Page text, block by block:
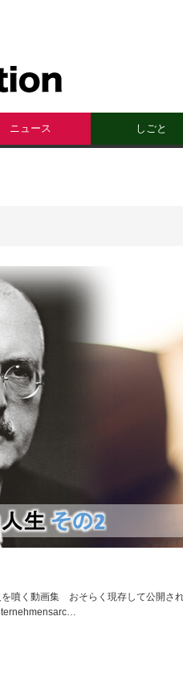
ニュース しごと
噴く動画集 おそらく現存して公開さ